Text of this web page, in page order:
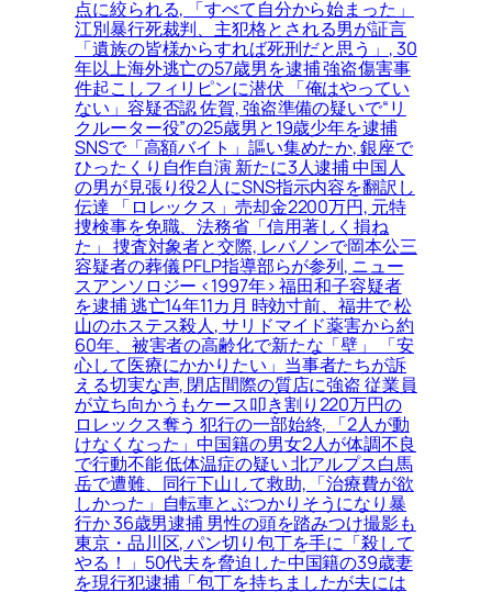
点に絞られる, 「すべて自分から始まった」
江別暴行死裁判、主犯格とされる男が証言
「遺族の皆様からすれば死刑だと思う」, 30
年以上海外逃亡の57歳男を逮捕 強盗傷害事
件起こしフィリピンに潜伏 「俺はやってい
ない」容疑否認 佐賀, 強盗準備の疑いで“リ
クルーター役”の25歳男と19歳少年を逮捕
SNSで「高額バイト」謳い集めたか, 銀座で
ひったくり自作自演 新たに3人逮捕 中国人
の男が見張り役2人にSNS指示内容を翻訳し
伝達 「ロレックス」売却金2200万円, 元特
捜検事を免職、法務省「信用著しく損ね
た」 捜査対象者と交際, レバノンで岡本公三
容疑者の葬儀 PFLP指導部らが参列, ニュー
スアンソロジー <1997年> 福田和子容疑者
を逮捕 逃亡14年11カ月 時効寸前、福井で 松
山のホステス殺人, サリドマイド薬害から約
60年、被害者の高齢化で新たな「壁」 「安
心して医療にかかりたい」当事者たちが訴
える切実な声, 閉店間際の質店に強盗 従業員
が立ち向かうもケース叩き割り220万円の
ロレックス奪う 犯行の一部始終, 「2人が動
けなくなった」中国籍の男女2人が体調不良
で行動不能 低体温症の疑い 北アルプス白馬
岳で遭難、同行下山して救助, 「治療費が欲
しかった」自転車とぶつかりそうになり暴
行か 36歳男逮捕 男性の頭を踏みつけ撮影も
東京・品川区, パン切り包丁を手に「殺して
やる！」50代夫を脅迫した中国籍の39歳妻
を現行犯逮捕「包丁を持ちましたが夫には